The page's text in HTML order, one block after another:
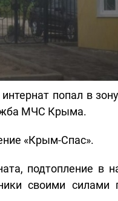
попал в
МЧС Крыма.
«Крым-Спас».
подтопление в
своими силами